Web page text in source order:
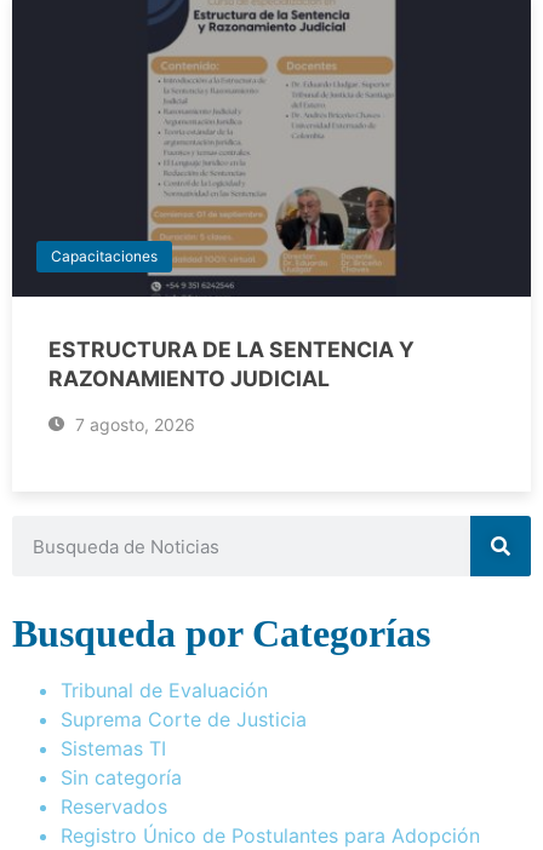
Capacitaciones
ESTRUCTURA DE LA SENTENCIA Y
RAZONAMIENTO JUDICIAL
7 agosto, 2026
Busqueda por Categorías
Tribunal de Evaluación
Suprema Corte de Justicia
Sistemas TI
Sin categoría
Reservados
Registro Único de Postulantes para Adopción